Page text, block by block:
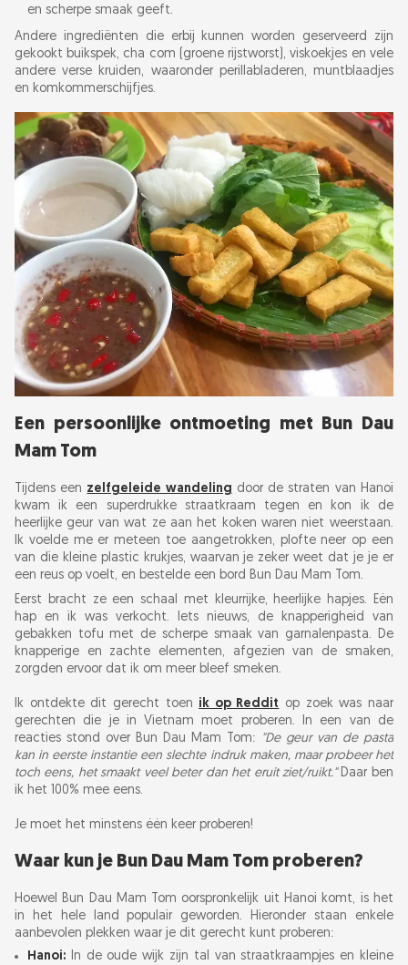
Verschillende eetgelegenheden
en scherpe smaak geeft.
Andere ingrediënten die erbij kunnen worden geserveerd zijn
gekookt buikspek, cha com (groene rijstworst), viskoekjes en vele
andere verse kruiden, waaronder perillabladeren, muntblaadjes
en komkommerschijfjes.
Een persoonlijke ontmoeting met Bun Dau
Mam Tom
Tijdens een zelfgeleide wandeling door de straten van Hanoi
kwam ik een superdrukke straatkraam tegen en kon ik de
heerlijke geur van wat ze aan het koken waren niet weerstaan.
Ik voelde me er meteen toe aangetrokken, plofte neer op een
van die kleine plastic krukjes, waarvan je zeker weet dat je je er
een reus op voelt, en bestelde een bord Bun Dau Mam Tom.
Eerst bracht ze een schaal met kleurrijke, heerlijke hapjes. Eén
hap en ik was verkocht. Iets nieuws, de knapperigheid van
gebakken tofu met de scherpe smaak van garnalenpasta. De
knapperige en zachte elementen, afgezien van de smaken,
zorgden ervoor dat ik om meer bleef smeken.
Ik ontdekte dit gerecht toen ik op Reddit op zoek was naar
gerechten die je in Vietnam moet proberen. In een van de
reacties stond over Bun Dau Mam Tom: "De geur van de pasta
kan in eerste instantie een slechte indruk maken, maar probeer het
toch eens, het smaakt veel beter dan het eruit ziet/ruikt."Daar ben
ik het 100% mee eens.
Je moet het minstens één keer proberen!
Waar kun je Bun Dau Mam Tom proberen?
Hoewel Bun Dau Mam Tom oorspronkelijk uit Hanoi komt, is het
in het hele land populair geworden. Hieronder staan enkele
aanbevolen plekken waar je dit gerecht kunt proberen:
Hanoi: In de oude wijk zijn tal van straatkraampjes en kleine